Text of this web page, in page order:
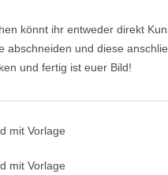
könnt ihr entweder direkt
abschneiden und diese
und fertig ist euer Bild!